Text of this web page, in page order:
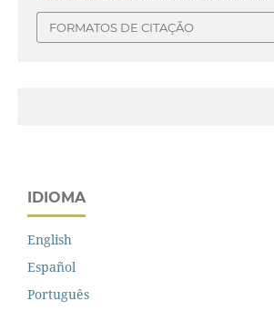
FORMATOS DE CITAÇÃO
IDIOMA
English
Español
Português